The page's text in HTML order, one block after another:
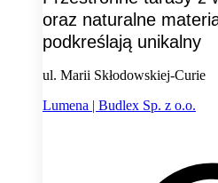
oraz naturalne
podkreślają unikalny
ul. Marii Skłodowskiej-Curie
Lumena | Budlex Sp. z o.o.